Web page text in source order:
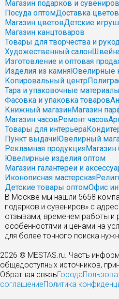
Магазин подарков и сувениров
Посуда оптомДоставка
Магазин цветовДетские
Магазин канцтоваров
Товары для творчества и
Художественный салон
Изготовление и оптовая
Изделия из камняЮвелирные
Копировальный центр
Тара и упаковочные материалы
Фасовка и упаковка товаров
Книжный магазинМагазин
Магазин часовРемонт часов
Товары для интерьера
Пункт выдачиЮвелирный
Рекламная продукцияМагазин
Ювелирные изделия оптом
Магазин галантереи и
Иконописная мастерская
Детские товары оптомОфис
В Москве мы нашли 5658
подарков и сувениров» с
отзывами, временем работы и
особенностями и ценами на
для более точного поиска
2026 © MESTAS.ru. Часть
общедоступных источников,
Обратная связьГорода
соглашениеПолитика